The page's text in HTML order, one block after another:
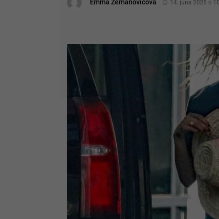
Emma Zemanovičová 14. júna 2026 o